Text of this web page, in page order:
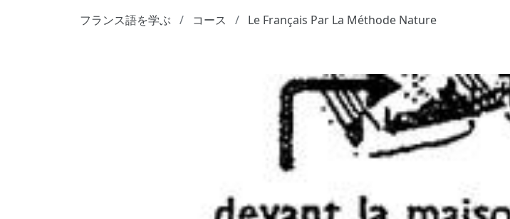
フランス語を学ぶ
コース Le Français Par La Méthode Nature